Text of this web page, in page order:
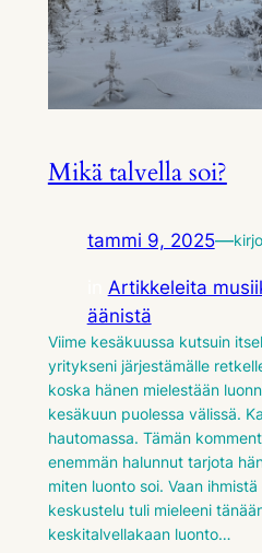
Mikä talvella soi?
tammi 9, 2025—
Artikkeleita
äänistä
Viime kesäkuussa kutsuin
yritykseni järjestämälle
koska hänen mielestään
kesäkuun puolessa välissä.
hautomassa. Tämän
enemmän halunnut tarjota
miten luonto soi. Vaan
keskustelu tuli mieleeni
keskitalvellakaan luonto…